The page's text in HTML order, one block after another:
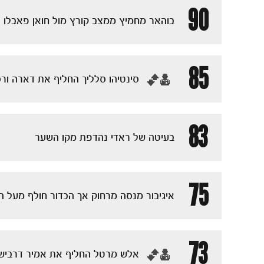
90
בוהאר מחמיץ ממצב קורץ מול חואן פאבלו
85 ‏סינטיהו סלליך החליף את דארה
83 בעיטה של ראדי נהדפת מקו השער
75 איגיבור מנסה מרחוק אך הכדור חולף מעל
73 ‏אלש מרטל החליף את אמיר